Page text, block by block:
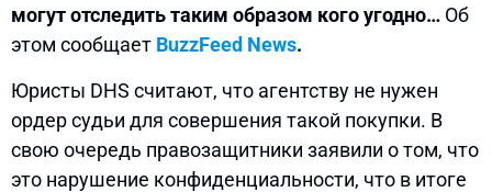
могут отследить таким образом кого угодно… Об
этом сообщает BuzzFeed News.
Юристы DHS считают, что агентству не нужен
ордер судьи для совершения такой покупки. В
свою очередь правозащитники заявили о том, что
это нарушение конфиденциальности, что в итоге